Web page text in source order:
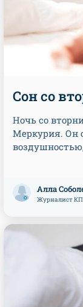
Сон со
Ночь со
Меркурия. Он
Алла
Журналист КП